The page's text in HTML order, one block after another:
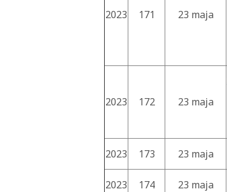
2023 171 23 maja
2023 172 23 maja
2023 173 23 maja
2023
174 23 maja